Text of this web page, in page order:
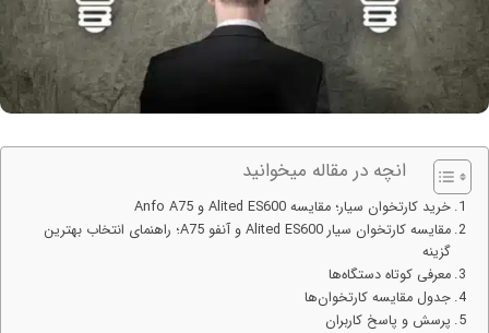
انچه در مقاله میخوانید
خرید کارتخوان سیار؛ مقایسه Alited ES600 و Anfo A75
مقایسه کارتخوان سیار Alited ES600 و آنفو A75؛ راهنمای انتخاب بهترین
گزینه
معرفی کوتاه دستگاه‌ها
جدول مقایسه کارتخوان‌ها
پرسش و پاسخ کاربران